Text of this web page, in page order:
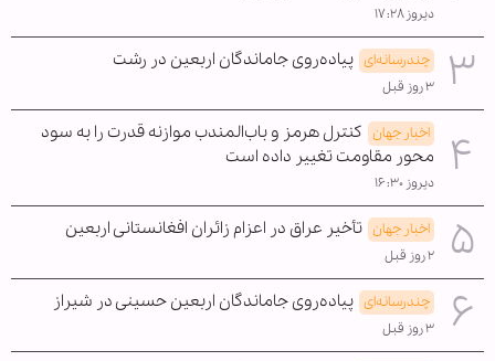
دیروز ۱۷:۲۸
چندرسانه‌ای پیاده‌روی جاماندگان اربعین در رشت
۳ روز قبل
اخبار جهان کنترل هرمز و باب‌المندب موازنه قدرت را به سود
محور مقاومت تغییر داده است
دیروز ۱۶:۳۰
اخبار جهان تأخیر عراق در اعزام زائران افغانستانی اربعین
۲ روز قبل
چندرسانه‌ای پیاده‌روی جاماندگان اربعین حسینی در شیراز
۳ روز قبل